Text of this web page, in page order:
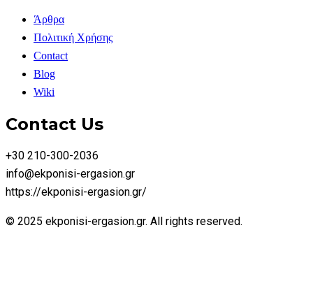
Άρθρα
Πολιτική Χρήσης
Contact
Blog
Wiki
Contact Us
+30 210-300-2036
info@ekponisi-ergasion.gr
https://ekponisi-ergasion.gr/
© 2025 ekponisi-ergasion.gr. All rights reserved.